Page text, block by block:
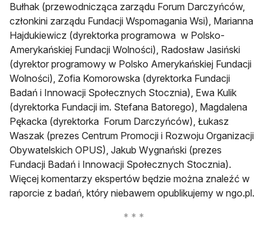
Bułhak (przewodnicząca zarządu Forum Darczyńców,
członkini zarządu Fundacji Wspomagania Wsi), Marianna
Hajdukiewicz (dyrektorka programowa w Polsko-
Amerykańskiej Fundacji Wolności), Radosław Jasiński
(dyrektor programowy w Polsko Amerykańskiej Fundacji
Wolności), Zofia Komorowska (dyrektorka Fundacji
Badań i Innowacji Społecznych Stocznia), Ewa Kulik
(dyrektorka Fundacji im. Stefana Batorego), Magdalena
Pękacka (dyrektorka Forum Darczyńców), Łukasz
Waszak (prezes Centrum Promocji i Rozwoju Organizacji
Obywatelskich OPUS), Jakub Wygnański (prezes
Fundacji Badań i Innowacji Społecznych Stocznia).
Więcej komentarzy ekspertów będzie można znaleźć w
raporcie z badań, który niebawem opublikujemy w ngo.pl.